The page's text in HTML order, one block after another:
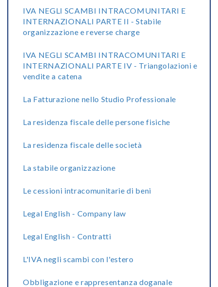
IVA NEGLI SCAMBI INTRACOMUNITARI E
INTERNAZIONALI PARTE II - Stabile
organizzazione e reverse charge
IVA NEGLI SCAMBI INTRACOMUNITARI E
INTERNAZIONALI PARTE IV - Triangolazioni e
vendite a catena
La Fatturazione nello Studio Professionale
La residenza fiscale delle persone fisiche
La residenza fiscale delle società
La stabile organizzazione
Le cessioni intracomunitarie di beni
Legal English - Company law
Legal English - Contratti
L'IVA negli scambi con l'estero
Obbligazione e rappresentanza doganale